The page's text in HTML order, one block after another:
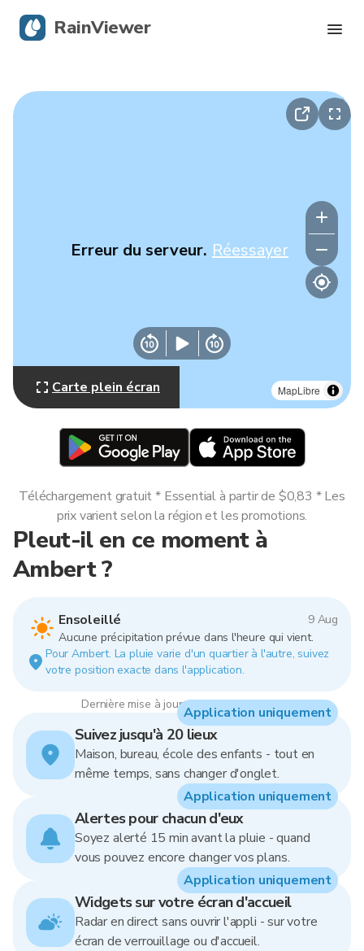
MapLibre
Erreur du serveur. Réessayer
Carte plein écran
Pleut-il en ce moment à
Ambert ?
Ensoleillé
9 Aug
Aucune précipitation prévue dans l'heure qui vient.
Pour Ambert. La pluie varie d'un quartier à l'autre, suivez
votre position exacte dans l'application.
Dernière mise à jour : 10:00, 9 Aug 2026
Téléchargement gratuit * Essential à partir de $0,83 * Les
prix varient selon la région et les promotions.
Suivez jusqu'à 20 lieux
Maison, bureau, école des enfants - tout en
même temps, sans changer d'onglet.
Application uniquement
Alertes pour chacun d'eux
Soyez alerté 15 min avant la pluie - quand
vous pouvez encore changer vos plans.
Application uniquement
Widgets sur votre écran d'accueil
Radar en direct sans ouvrir l'appli - sur votre
écran de verrouillage ou d'accueil.
Application uniquement
RainViewer